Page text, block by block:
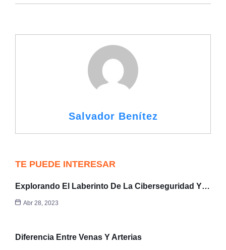
Salvador Benítez
TE PUEDE INTERESAR
Explorando El Laberinto De La Ciberseguridad Y…
Abr 28, 2023
Diferencia Entre Venas Y Arterias